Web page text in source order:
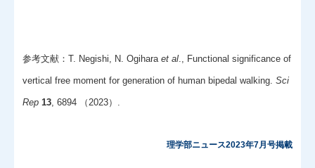
参考文献：T. Negishi, N. Ogihara et al., Functional significance of
vertical free moment for generation of human bipedal walking. Sci
Rep 13, 6894 （2023）.
理学部ニュース2023年7月号掲載